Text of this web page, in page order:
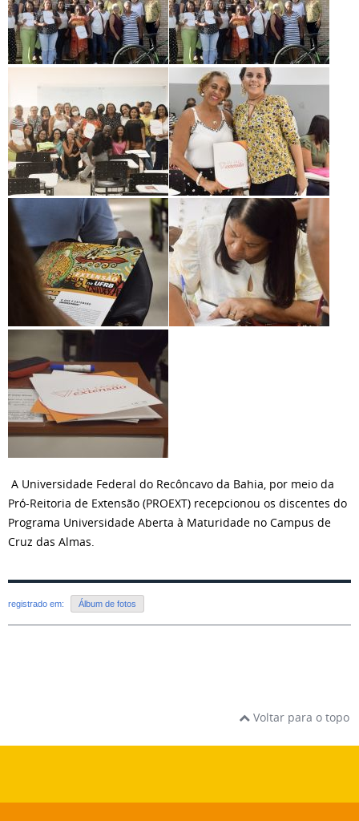
A Universidade Federal do Recôncavo da Bahia, por meio da
Pró-Reitoria de Extensão (PROEXT) recepcionou os discentes do
Programa Universidade Aberta à Maturidade no Campus de
Cruz das Almas.
registrado em: Álbum de fotos
Voltar para o topo